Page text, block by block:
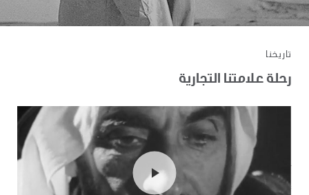
تاريخنا
رحلة علامتنا التجارية
play_arrow